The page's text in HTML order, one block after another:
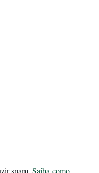
spam. Saiba como